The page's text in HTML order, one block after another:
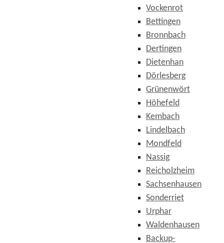
Vockenrot
Bettingen
Bronnbach
Dertingen
Dietenhan
Dörlesberg
Grünenwört
Höhefeld
Kembach
Lindelbach
Mondfeld
Nassig
Reicholzheim
Sachsenhausen
Sonderriet
Urphar
Waldenhausen
Backup-